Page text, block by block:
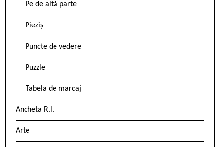
Pe de altă parte
Pieziș
Puncte de vedere
Puzzle
Tabela de marcaj
Ancheta R.l.
Arte